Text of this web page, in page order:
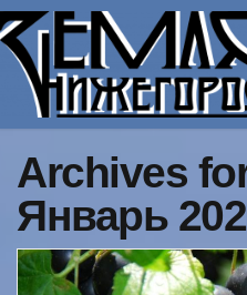
Archives
Январь